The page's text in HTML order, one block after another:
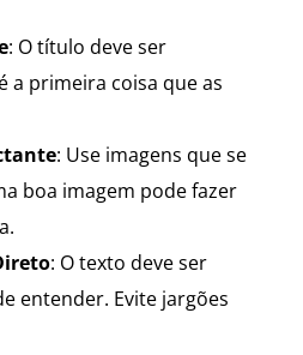
: O título deve ser
a primeira coisa que as
: Use imagens que se
boa imagem pode fazer
: O texto deve ser
entender. Evite jargões